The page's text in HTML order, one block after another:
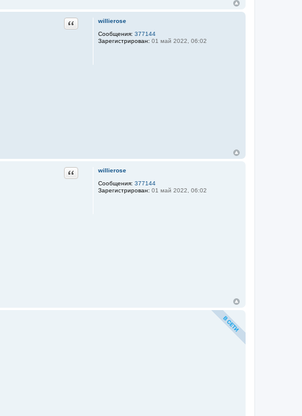
willierose
Сообщения: 377144
Зарегистрирован: 01 май 2022, 06:02
Цитата
willierose
Сообщения: 377144
Зарегистрирован: 01 май 2022, 06:02
Цитата